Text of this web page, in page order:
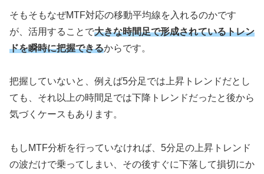
そもそもなぜMTF対応の移動平均線を入れるのかです
が、活用することで大きな時間足で形成されているトレン
ドを瞬時に把握できるからです。
把握していないと、例えば5分足では上昇トレンドだとし
ても、それ以上の時間足では下降トレンドだったと後から
気づくケースもあります。
もし MTF分析を行っていなければ、 5分足の上昇トレンド
の波だけで乗ってしまい、その後すぐに下落して損切にか